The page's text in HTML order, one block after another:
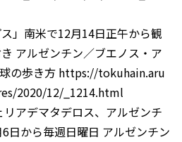
」南米で12月14日正午から観
アルゼンチン／ブエノス・ア
の歩き方 https://tokuhain.aru
2020/12/_1214.html
アデマタデロス、アルゼンチ
日から毎週日曜日 アルゼンチン